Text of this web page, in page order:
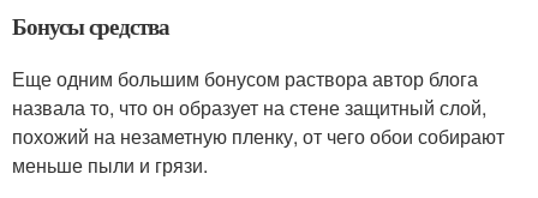
Бонусы средства
Еще одним большим бонусом раствора автор блога
назвала то, что он образует на стене защитный слой,
похожий на незаметную пленку, от чего обои собирают
меньше пыли и грязи.